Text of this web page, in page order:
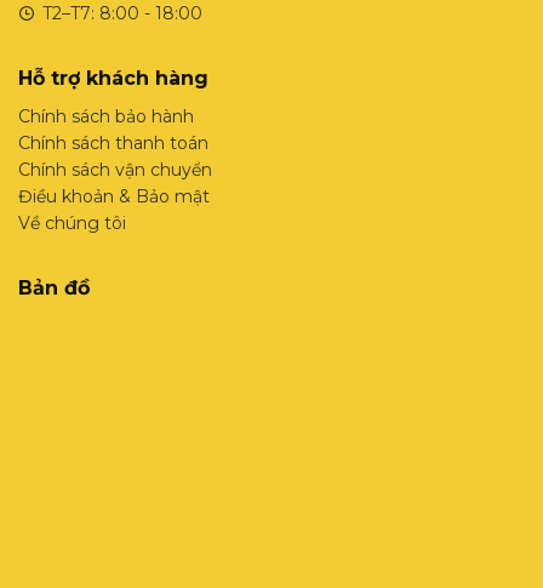
T2–T7: 8:00 - 18:00
Hỗ trợ khách hàng
Chính sách bảo hành
Chính sách thanh toán
Chính sách vận chuyển
Điều khoản & Bảo mật
Về chúng tôi
Bản đồ